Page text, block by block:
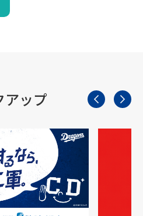
アップ